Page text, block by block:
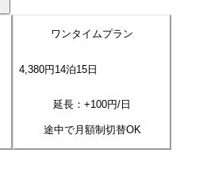
ワンタイムプラン
4,380円14泊15日
延長：+100円/日
途中で月額制切替OK